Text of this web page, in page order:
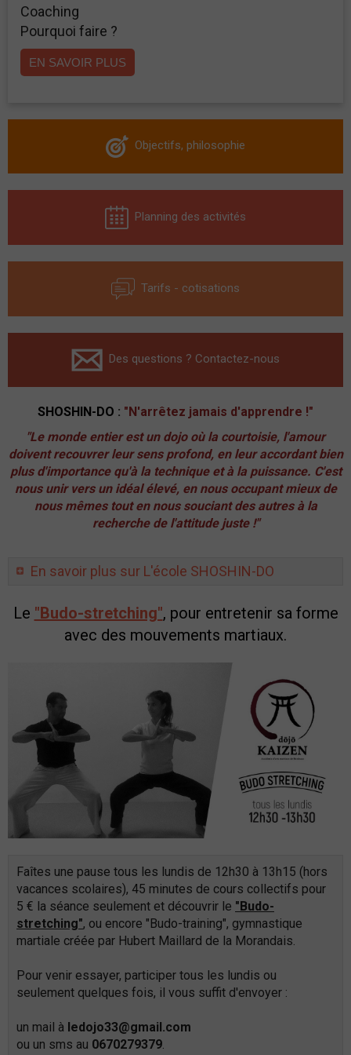
Coaching
Pourquoi faire ?
EN SAVOIR PLUS
Objectifs, philosophie
Planning des activités
Tarifs - cotisations
Des questions ? Contactez-nous
SHOSHIN-DO : "N'arrêtez jamais d'apprendre !"
"Le monde entier est un dojo où la courtoisie, l'amour
doivent recouvrer leur sens profond, en leur accordant bien
plus d'importance qu'à la technique et à la puissance. C'est
nous unir vers un idéal élevé, en nous occupant mieux de
nous mêmes tout en nous souciant des autres à la
recherche de l'attitude juste !"
En savoir plus sur L'école SHOSHIN-DO
Le "Budo-stretching", pour entretenir sa forme
avec des mouvements martiaux.
Faîtes une pause tous les lundis de 12h30 à 13h15 (hors
vacances scolaires), 45 minutes de cours collectifs pour
5 € la séance seulement et découvrir le "Budo-
stretching", ou encore "Budo-training", gymnastique
martiale créée par Hubert Maillard de la Morandais.
Pour venir essayer, participer tous les lundis ou
seulement quelques fois, il vous suffit d'envoyer :
un mail à ledojo33@gmail.com
ou un sms au 0670279379